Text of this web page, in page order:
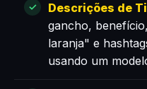
Descrições de
gancho,
laranja" e
usando um